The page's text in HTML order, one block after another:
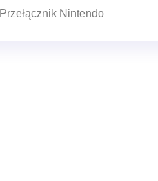
Przełącznik Nintendo